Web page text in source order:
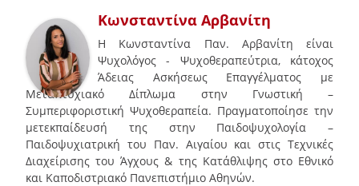
Κωνσταντίνα Αρβανίτη
Η Κωνσταντίνα Παν. Αρβανίτη είναι
Ψυχολόγος - Ψυχοθεραπεύτρια, κάτοχος
Άδειας Ασκήσεως Επαγγέλματος με
Μεταπτυχιακό Δίπλωμα στην Γνωστική –
Συμπεριφοριστική Ψυχοθεραπεία. Πραγματοποίησε την
μετεκπαίδευσή της στην Παιδοψυχολογία –
Παιδοψυχιατρική του Παν. Αιγαίου και στις Τεχνικές
Διαχείρισης του Άγχους & της Κατάθλιψης στο Εθνικό
και Καποδιστριακό Πανεπιστήμιο Αθηνών.